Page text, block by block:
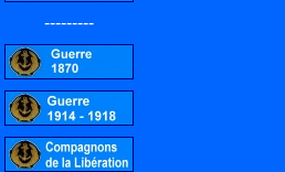
---------